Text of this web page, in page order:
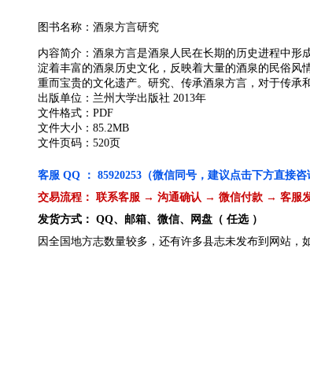
图书名称：酒泉方言研究
内容简介：酒泉方言是酒泉人民在长期的历史进程中
淀着丰富的酒泉历史文化，反映着大量的酒泉的民俗
重而宝贵的文化遗产。研究、传承酒泉方言，对于传承
出版单位：兰州大学出版社 2013年
文件格式：PDF
文件大小：85.2MB
文件页码：520页
客服 QQ ： 85920253（微信同号，建议点击下方直接咨
交易流程： 联系客服 → 沟通确认 → 微信付款 → 客服
发货方式： QQ、邮箱、微信、网盘（ 任选 ）
因全国地方志数量较多，还有许多县志未发布到网站